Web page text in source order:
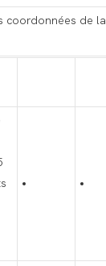
coordonnées de la